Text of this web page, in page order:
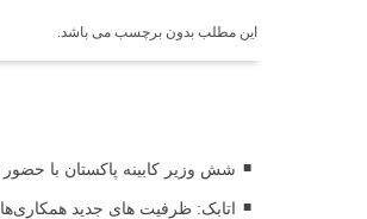
این مطلب بدون برچسب می باشد.
شش وزیر کابینه پاکستان با حضور
اتابک: ظرفیت های جدید